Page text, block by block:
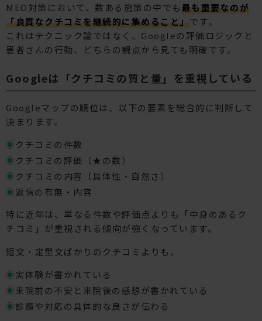
MEO対策において、数ある施策の中でも最も重要なのが
「良質なクチコミを継続的に集めること」です。
これはテクニック論ではなく、Googleの評価ロジックと
患者さんの行動、どちらの観点から見ても明確です。
Googleは「クチコミの質と量」を重視している
Googleマップの順位は、以下の要素を総合的に判断して
決まります。
クチコミの件数
クチコミの評価（★の数）
クチコミの内容（具体性・自然さ）
返信の有無・内容
特に近年は、単なる件数や評価点よりも「中身のあるク
チコミ」が重視される傾向が強くなっています。
短文・定型文ばかりのクチコミよりも、
実体験が書かれている
来院前の不安と来院後の感想が書かれている
診療や対応の具体的な良さが伝わる